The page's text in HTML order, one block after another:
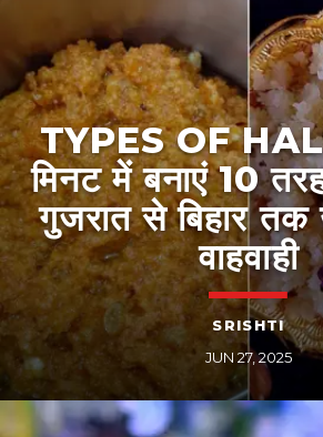
TYPES OF
मिनट में बनाएं 10
गुजरात से बिहार तक
वाहवाही
SRISHTI
JUN 27, 2025